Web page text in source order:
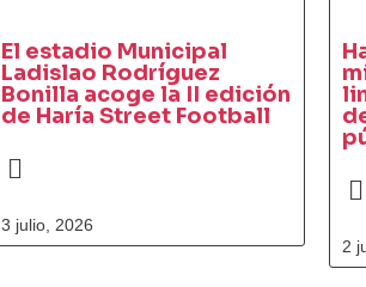
El estadio Municipal
Ladislao Rodríguez
Bonilla acoge la II edición
de Haría Street Football
3 julio, 2026
2